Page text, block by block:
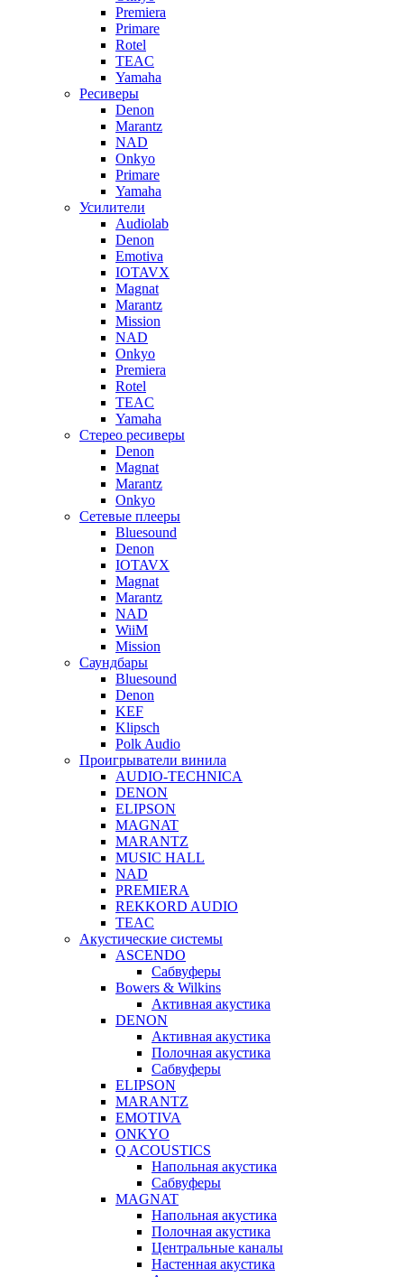
Premiera
Primare
Rotel
TEAC
Yamaha
Ресиверы
Denon
Marantz
NAD
Onkyo
Primare
Yamaha
Усилители
Audiolab
Denon
Emotiva
IOTAVX
Magnat
Marantz
Mission
NAD
Onkyo
Premiera
Rotel
TEAC
Yamaha
Стерео ресиверы
Denon
Magnat
Marantz
Onkyo
Сетевые плееры
Bluesound
Denon
IOTAVX
Magnat
Marantz
NAD
WiiM
Mission
Саундбары
Bluesound
Denon
KEF
Klipsch
Polk Audio
Проигрыватели винила
AUDIO-TECHNICA
DENON
ELIPSON
MAGNAT
MARANTZ
MUSIC HALL
NAD
PREMIERA
REKKORD AUDIO
TEAC
Акустические системы
ASCENDO
Сабвуферы
Bowers & Wilkins
Активная акустика
DENON
Активная акустика
Полочная акустика
Сабвуферы
ELIPSON
MARANTZ
EMOTIVA
ONKYO
Q ACOUSTICS
Напольная акустика
Сабвуферы
MAGNAT
Напольная акустика
Полочная акустика
Центральные каналы
Настенная акустика